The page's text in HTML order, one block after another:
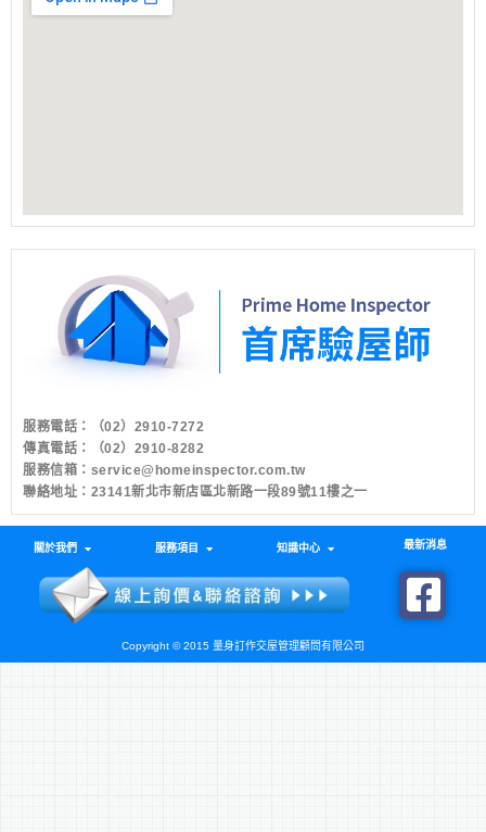
服務電話：
（02）2910-7272
傳真電話：（02）2910-8282
服務信箱： service@homeinspector.com.tw
聯絡地址：23141新北市新店區北新路一段89號11樓之一
關於我們 服務項目 知識中心 最新消息
Copyright © 2015 量身訂作交屋管理顧問有限公司